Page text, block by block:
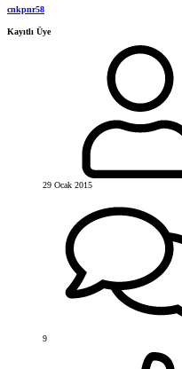
cnkpnr58
Kayıtlı Üye
29 Ocak 2015
9